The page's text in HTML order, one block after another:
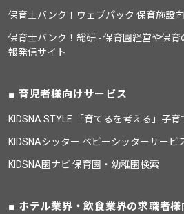
保育士バンク！ウェブパック 保育施設
保育士バンク！総研 - 保育園経営や保
報発信サイト
育児者様向けサービス
KIDSNA STYLE 「育てるを考える」子
KIDSNAシッター ベビーシッターサービ
KIDSNA園ナビ 保育園・幼稚園検索
ホテル業界・飲食業界の求職者